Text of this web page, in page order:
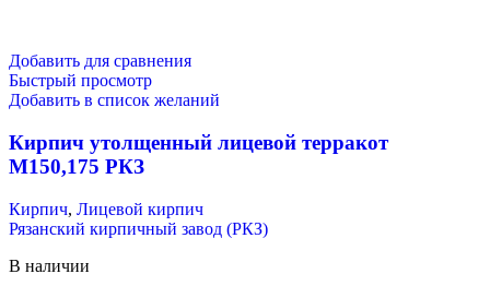
Добавить для сравнения
Быстрый просмотр
Добавить в список желаний
Кирпич утолщенный лицевой терракот
М150,175 РКЗ
Кирпич, Лицевой кирпич
Рязанский кирпичный завод (РКЗ)
В наличии